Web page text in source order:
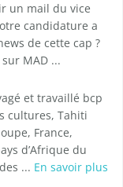
un mail du vice
candidature a
de cette cap ?
MAD ...
et travaillé bcp
cultures, Tahiti
France,
d’Afrique du
... En savoir plus